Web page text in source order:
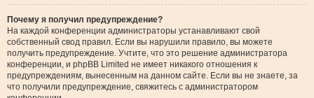
Почему я получил предупреждение?
На каждой конференции администраторы устанавливают свой
собственный свод правил. Если вы нарушили правило, вы можете
получить предупреждение. Учтите, что это решение администратора
конференции, и phpBB Limited не имеет никакого отношения к
предупреждениям, вынесенным на данном сайте. Если вы не знаете, за
что получили предупреждение, свяжитесь с администратором